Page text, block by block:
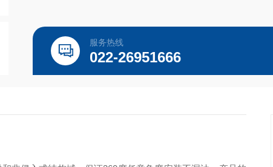
服务热线
022-26951666